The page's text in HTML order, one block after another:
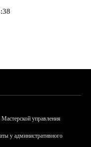
управления
у административного